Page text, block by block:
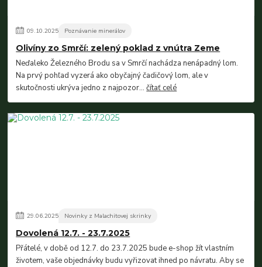
09.10.2025 Poznávanie minerálov
Olivíny zo Smrčí: zelený poklad z vnútra Zeme
Neďaleko Železného Brodu sa v Smrčí nachádza nenápadný lom.
Na prvý pohľad vyzerá ako obyčajný čadičový lom, ale v
skutočnosti ukrýva jedno z najpozor...čítať celé
29.06.2025 Novinky z Malachitovej skrinky
Dovolená 12.7. - 23.7.2025
Přátelé, v době od 12.7. do 23.7.2025 bude e-shop žít vlastním
životem, vaše objednávky budu vyřizovat ihned po návratu. Aby se